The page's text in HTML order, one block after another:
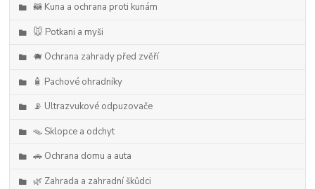
🦝 Kuna a ochrana proti kunám
🐭 Potkani a myši
🐗 Ochrana zahrady před zvěří
🧴 Pachové ohradníky
📡 Ultrazvukové odpuzovače
🪤 Sklopce a odchyt
🚗 Ochrana domu a auta
🌿 Zahrada a zahradní škůdci